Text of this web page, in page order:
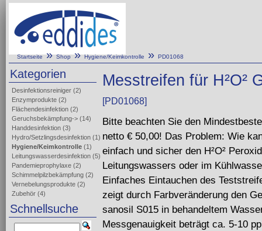
Startseite»Shop»Hygiene/Keimkontrolle » PD01068
Messtreifen für H²O²
[PD01068]
Bitte beachten Sie den
netto € 50,00! Das Problem: Wie
einfach und sicher den H²O²
Leitungswassers oder im
Einfaches Eintauchen des
zeigt durch Farbveränderung den
sanosil S015 in behandeltem
Messgenauigkeit beträgt ca. 5-10
Kategorien
Desinfektionsreiniger (2)
Enzymprodukte (2)
Flächendesinfektion (2)
Geruchsbekämpfung-> (14)
Handdesinfektion (3)
Hydro/Setzlingsdesinfektion (1)
Hygiene/Keimkontrolle (1)
Leitungswasserdesinfektion (5)
Pandemieprophylaxe (2)
Schimmelpilzbekämpfung (2)
Vernebelungsprodukte (2)
Zubehör (4)
Schnellsuche